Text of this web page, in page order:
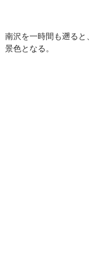
南沢を一時間も遡ると
景色となる。